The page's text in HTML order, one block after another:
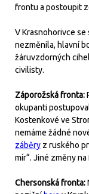
frontu a postoupit
V Krasnohorivce
nezměnila, hlavní
žáruvzdorných
civilisty.
Záporožská fronta:
okupanti
Kostenkové ve
nemáme žádné
záběry z ruského
mír“. Jiné změny
Chersonská fronta: